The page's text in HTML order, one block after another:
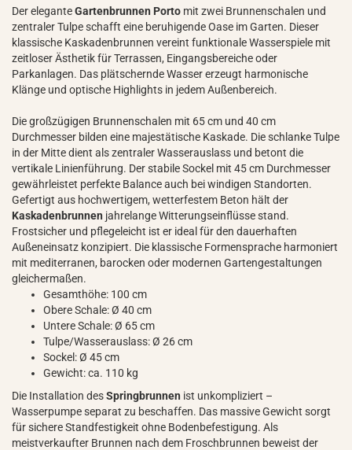
Der eleganteGartenbrunnen Porto mit zwei Brunnenschalen und
zentraler Tulpe schafft eine beruhigende Oase im Garten. Dieser
klassische Kaskadenbrunnen vereint funktionale Wasserspiele mit
zeitloser Ästhetik für Terrassen, Eingangsbereiche oder
Parkanlagen. Das plätschernde Wasser erzeugt harmonische
Klänge und optische Highlights in jedem Außenbereich.
Die großzügigen Brunnenschalen mit 65 cm und 40 cm
Durchmesser bilden eine majestätische Kaskade. Die schlanke Tulpe
in der Mitte dient als zentraler Wasserauslass und betont die
vertikale Linienführung. Der stabile Sockel mit 45 cm Durchmesser
gewährleistet perfekte Balance auch bei windigen Standorten.
Gefertigt aus hochwertigem, wetterfestem Beton hält der
Kaskadenbrunnen jahrelange Witterungseinflüsse stand.
Frostsicher und pflegeleicht ist er ideal für den dauerhaften
Außeneinsatz konzipiert. Die klassische Formensprache harmoniert
mit mediterranen, barocken oder modernen Gartengestaltungen
gleichermaßen.
Gesamthöhe: 100 cm
Obere Schale: Ø 40 cm
Untere Schale: Ø 65 cm
Tulpe/Wasserauslass: Ø 26 cm
Sockel: Ø 45 cm
Gewicht: ca. 110 kg
Die Installation desSpringbrunnen ist unkompliziert –
Wasserpumpe separat zu beschaffen. Das massive Gewicht sorgt
für sichere Standfestigkeit ohne Bodenbefestigung. Als
meistverkaufter Brunnen nach dem Froschbrunnen beweist der